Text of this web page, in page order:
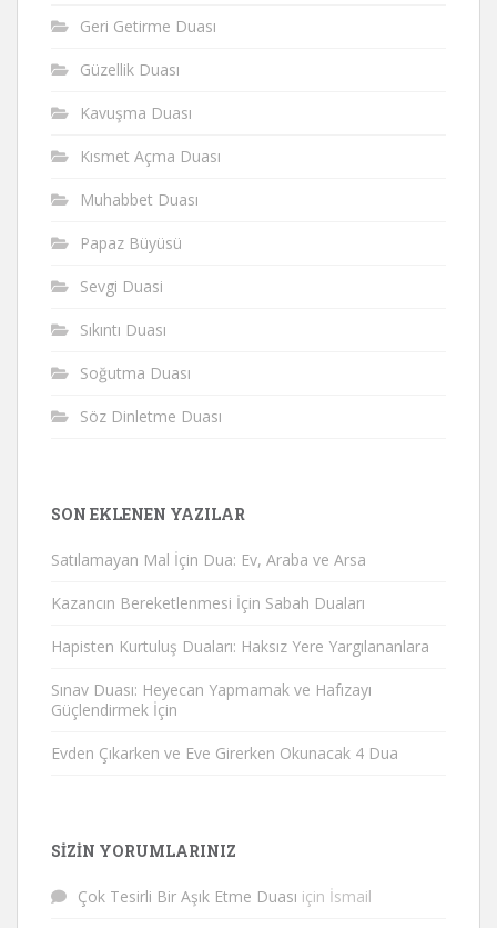
Geri Getirme Duası
Güzellik Duası
Kavuşma Duası
Kısmet Açma Duası
Muhabbet Duası
Papaz Büyüsü
Sevgi Duasi
Sıkıntı Duası
Soğutma Duası
Söz Dinletme Duası
SON EKLENEN YAZILAR
Satılamayan Mal İçin Dua: Ev, Araba ve Arsa
Kazancın Bereketlenmesi İçin Sabah Duaları
Hapisten Kurtuluş Duaları: Haksız Yere Yargılananlara
Sınav Duası: Heyecan Yapmamak ve Hafızayı
Güçlendirmek İçin
Evden Çıkarken ve Eve Girerken Okunacak 4 Dua
SIZIN YORUMLARINIZ
Çok Tesirli Bir Aşık Etme Duası için İsmail